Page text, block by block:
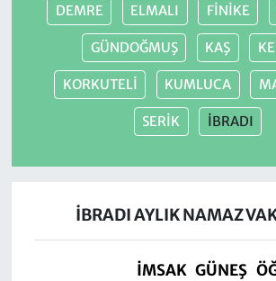
DEMRE ELMALI FİNİKE
GÜNDOĞMUŞ KAŞ
KORKUTELİ KUMLUCA
SERİK İBRADI
İBRADI AYLIK NAMAZ
İMSAK GÜNEŞ